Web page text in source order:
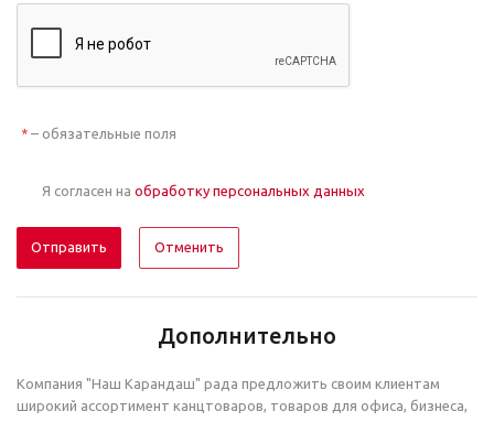
* – обязательные поля
Я согласен на обработку персональных данных
Отменить
Дополнительно
Компания "Наш Карандаш" рада предложить своим клиентам
широкий ассортимент канцтоваров, товаров для офиса, бизнеса,